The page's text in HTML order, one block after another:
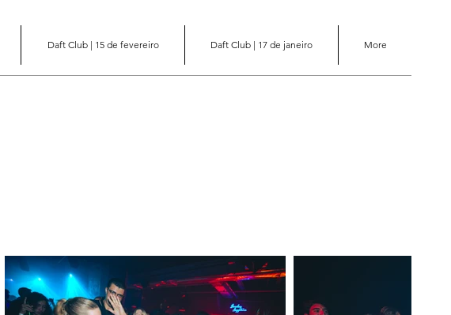
Daft Club | 15 de fevereiro Daft Club | 17 de janeiro More